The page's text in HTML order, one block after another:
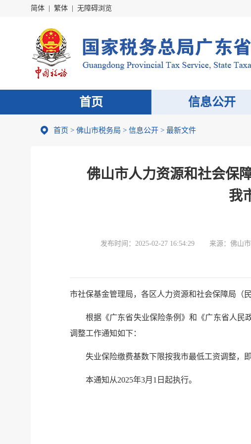
简体 繁体 无障碍浏览
首页 信息公开
首页 > 佛山市税务局 > 信息公开 > 最新文件
佛山市人力资源和社会保
我
发布时间： 2025-02-27 16:54:29 来源： 佛山
市社保基金管理局，各区人力资源和社会保障局（
根据《广东省失业保险条例》和《广东省人民
调整工作通知如下：
失业保险缴费基数下限按我市最低工资调整，
本通知从2025年3月1日起执行。